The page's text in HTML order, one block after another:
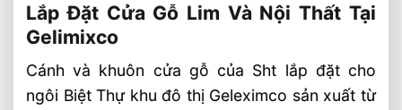
Lắp Đặt Cửa Gỗ Lim Và Nội Thất Tại
Gelimixco
Cánh và khuôn cửa gỗ của Sht lắp đặt cho
ngôi Biệt Thự khu đô thị Geleximco sản xuất từ